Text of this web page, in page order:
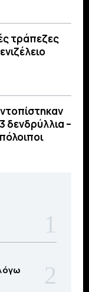
τράπεζες
δενδρύλλια –